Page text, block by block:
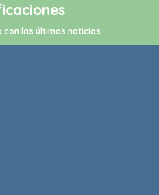
las últimas noticias